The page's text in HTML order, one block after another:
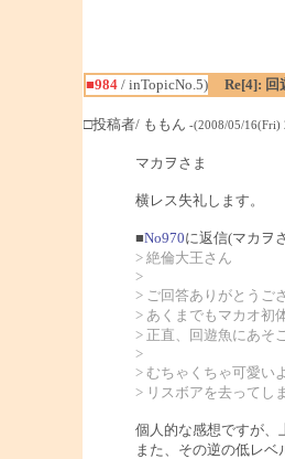
■984/ inTopicNo.5)
Re[4]: 回
□投稿者/ ももん -(2008/05/16(Fri)
マカヲさま
横レス失礼します。
■No970に返信(マカヲ
> 絶倫大王さん
>
> ご回答ありがとうご
> あくまでもマカオ初
> 正直、回遊魚にあそ
>
> むちゃくちゃ可愛い
> リスボアを去ってし
個人的な感想ですが、
また、その逆の低レベ